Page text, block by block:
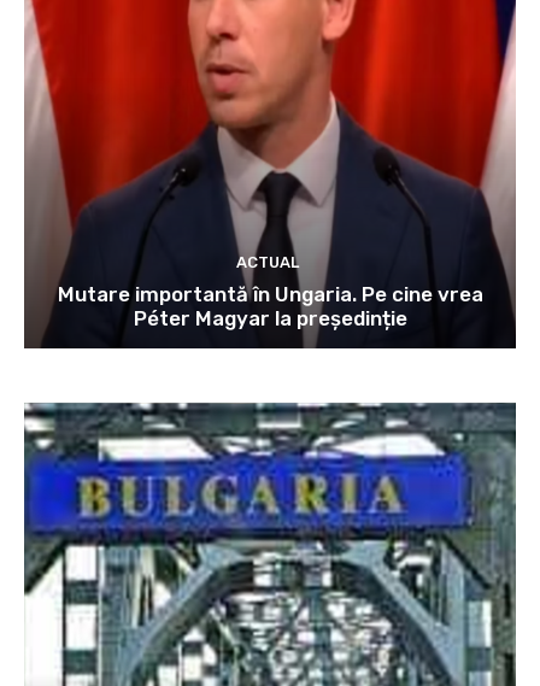
ACTUAL
Mutare importantă în Ungaria. Pe cine vrea
Péter Magyar la președinție